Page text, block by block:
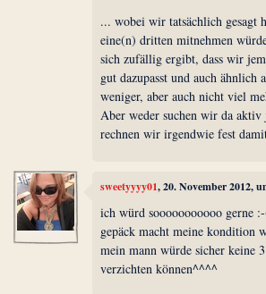
... wobei wir tatsächlich gesagt
eine(n) dritten mitnehmen
sich zufällig ergibt, dass wir
gut dazupasst und auch
weniger, aber auch nicht viel
Aber weder suchen wir da aktiv
rechnen wir irgendwie fest
sweetyyyy01, 20. November 2012,
ich würd sooooooooooo gerne
gepäck macht meine kondition
mein mann würde sicher keine
verzichten können^^^^